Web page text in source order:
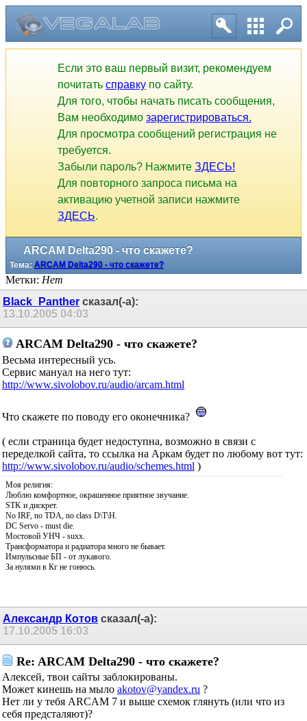
Если это ваш первый визит, рекомендуем
почитать справку по сайту.
Для того, чтобы начать писать сообщения,
Вам необходимо зарегистрироваться.
Для просмотра сообщений регистрация не
требуется.
Забыли пароль? Нажмите ЗДЕСЬ!
Для повторного запроса письма на
активацию учетной записи нажмите
ЗДЕСЬ.
ARCAM Delta290 - что скажете?
Тема: ARCAM Delta290 - что скажете?
Метки: Нет
Black_Pantherсказал(-а):
13.10.200504:03
ARCAM Delta290 - что скажете?
Весьма интересный усь.
Сервис мануал на него тут:
http://www.sivolobov.ru/audio/arcam.html
Что скажете по поводу его оконечника?
( если страница будет недоступна, возможно в связи с
переделкой сайта, то ссылка на Аркам будет по любому вот тут:
http://www.sivolobov.ru/audio/schemes.html )
Моя религия:
Люблю комфортное, окрашенное приятное звучание.
STK и дискрет.
No IRF, no TDA, no class D\T\H.
DC Servo - must die.
Мостовой УНЧ - suxx.
Трансформатора и радиатора много не бывает.
Импульсные БП - от лукавого.
За нулями в Кг не гонюсь.
Александр Котовсказал(-а):
17.10.200516:03
Re: ARCAM Delta290 - что скажете?
Алексей, твои сайты заблокированы.
Может кинешь на мыло akotov@yandex.ru ?
Нет ли у тебя ARCAM 7 и выше схемок глянуть (или что из
себя предсталяют)?